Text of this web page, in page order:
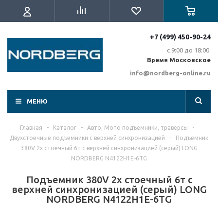
+7 (499) 450-90-24
с 9:00 до 18:00
Время Московское
info@nordberg-online.ru
МЕНЮ
Главная - Каталог - Авто, Мото подъемники, траверсы
-
Двухстоечные подъемники с верхней синхронизацией
-
Подъемник
380V 2х стоечный 6т с верхней синхронизацией (серый) LONG
NORDBERG N4122H1E-6TG
Подъемник 380V 2х стоечный 6т с
верхней синхронизацией (серый) LONG
NORDBERG N4122H1E-6TG